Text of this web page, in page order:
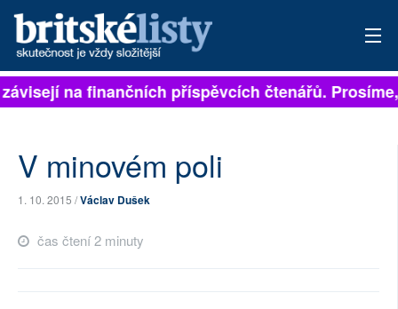
PŘIHLÁSIT
ARCHIV
na finančních příspěvcích čtenářů.
V minovém poli
1. 10. 2015 /Václav Dušek
čas čtení 2 minuty